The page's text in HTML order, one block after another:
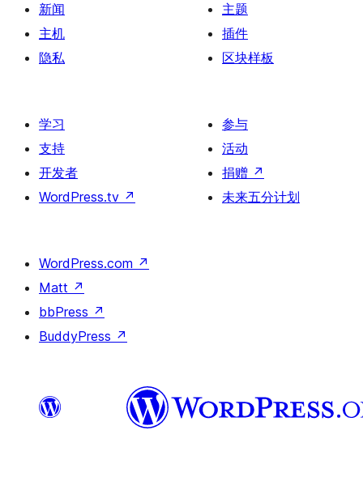
新闻
主机
隐私
主题
插件
区块样板
学习
支持
开发者
WordPress.tv ↗
参与
活动
捐赠 ↗
未来五分计划
WordPress.com ↗
Matt ↗
bbPress ↗
BuddyPress ↗